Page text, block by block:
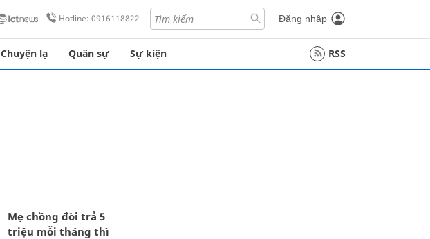
Hotline: 0916118822 Đăng nhập
Chuyện lạ Quân sự Sự kiện RSS
Mẹ chồng đòi trả 5
triệu mỗi tháng thì